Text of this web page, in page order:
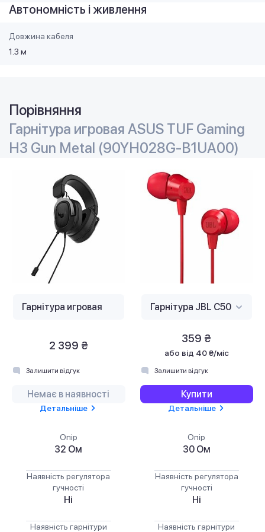
Автономність і живлення
Довжина кабеля
1.3 м
Порівняння
Гарнітура игровая ASUS TUF Gaming
H3 Gun Metal (90YH028G-B1UA00)
2 399 ₴
Залишити відгук
Немає в наявності
Детальніше
Опір
32 Ом
Наявність регулятора
гучності
Ні
Наявність гарнітури
359 ₴
або від 40 ₴/міс
Залишити відгук
Купити
Детальніше
Опір
30 Ом
Наявність регулятора
гучності
Ні
Наявність гарнітури